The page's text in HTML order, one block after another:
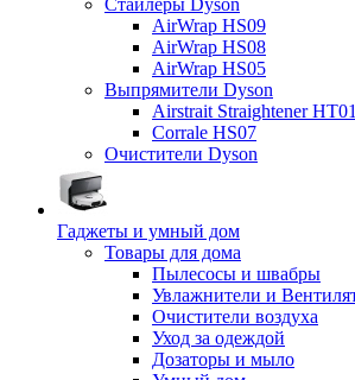
Стайлеры Dyson
AirWrap HS09
AirWrap HS08
AirWrap HS05
Выпрямители Dyson
Airstrait Straightener HT01
Corrale HS07
Очистители Dyson
Гаджеты и умный дом
Товары для дома
Пылесосы и швабры
Увлажнители и
Очистители воздуха
Уход за одеждой
Дозаторы и мыло